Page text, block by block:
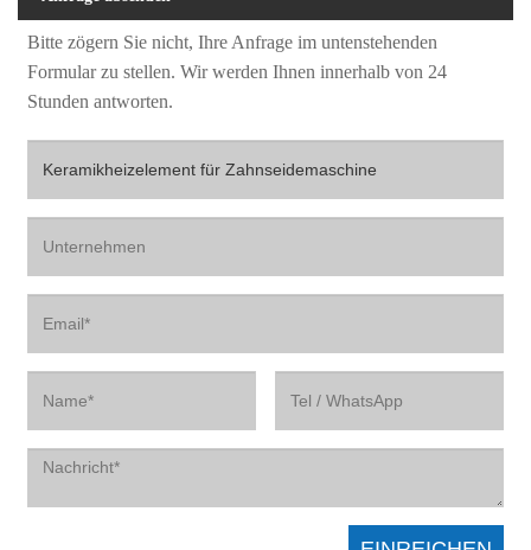
Bitte zögern Sie nicht, Ihre Anfrage im untenstehenden
Formular zu stellen. Wir werden Ihnen innerhalb von 24
Stunden antworten.